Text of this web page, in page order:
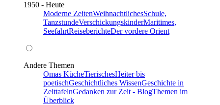
1950 - Heute
Moderne ZeitenWeihnachtlichesSchule,
TanzstundeVerschickungskinderMaritimes,
SeefahrtReiseberichteDer vordere Orient
Andere Themen
Omas KücheTierischesHeiter bis
poetischGeschichtliches WissenGeschichte in
ZeittafelnGedanken zur Zeit - BlogThemen im
Überblick